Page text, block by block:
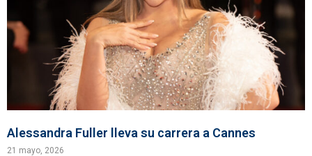
Alessandra Fuller lleva su carrera a Cannes
21 mayo, 2026